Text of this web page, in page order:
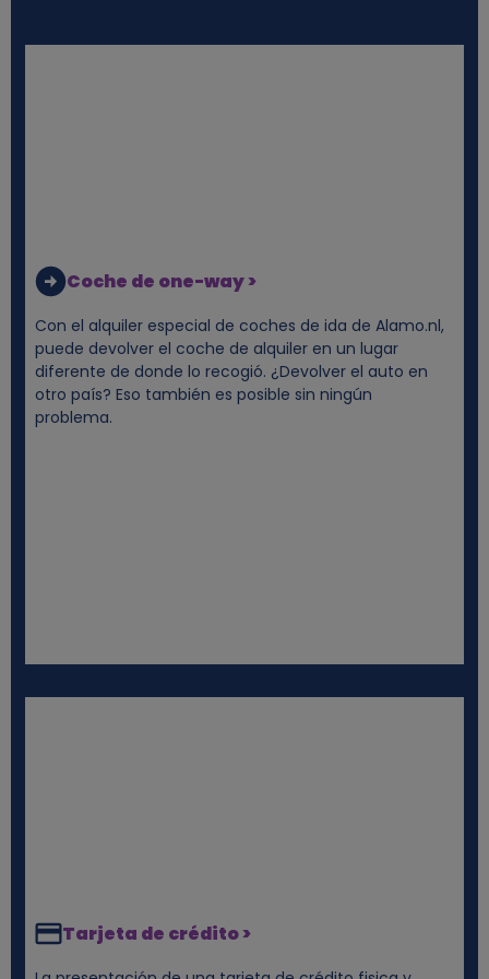
Coche de one-way >
Con el alquiler especial de coches de ida de Alamo.nl,
puede devolver el coche de alquiler en un lugar
diferente de donde lo recogió. ¿Devolver el auto en
otro país? Eso también es posible sin ningún
problema.
Tarjeta de crédito >